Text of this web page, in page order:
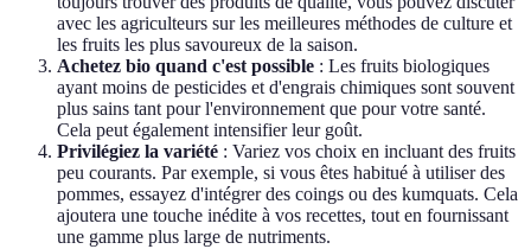
avec les agriculteurs sur les meilleures méthodes de culture et
les fruits les plus savoureux de la saison.
Achetez bio quand c'est possible : Les fruits biologiques
ayant moins de pesticides et d'engrais chimiques sont souvent
plus sains tant pour l'environnement que pour votre santé.
Cela peut également intensifier leur goût.
Privilégiez la variété : Variez vos choix en incluant des fruits
peu courants. Par exemple, si vous êtes habitué à utiliser des
pommes, essayez d'intégrer des coings ou des kumquats. Cela
ajoutera une touche inédite à vos recettes, tout en fournissant
une gamme plus large de nutriments.